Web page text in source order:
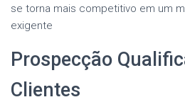
se torna mais competitivo em um
exigente
Prospecção
Clientes